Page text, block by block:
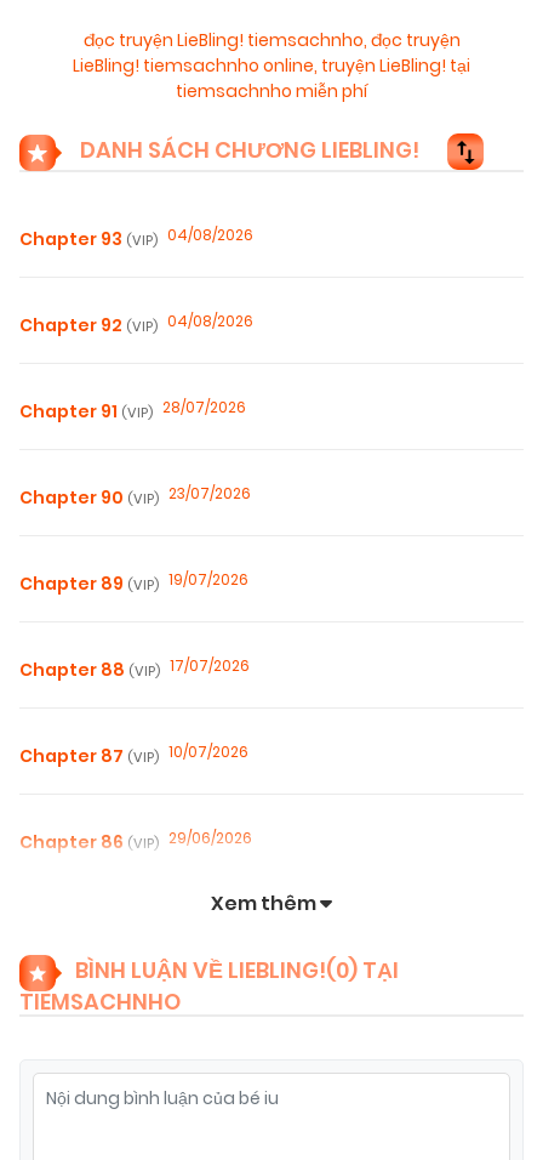
đọc truyện LieBling! tiemsachnho, đọc truyện
LieBling! tiemsachnho online, truyện LieBling! tại
tiemsachnho miễn phí
DANH SÁCH CHƯƠNG LIEBLING!
Chapter 93 (VIP) 04/08/2026
Chapter 92 (VIP) 04/08/2026
Chapter 91 (VIP) 28/07/2026
Chapter 90 (VIP) 23/07/2026
Chapter 89 (VIP) 19/07/2026
Chapter 88 (VIP) 17/07/2026
Chapter 87 (VIP) 10/07/2026
Chapter 86 (VIP) 29/06/2026
Chapter 84(VIP) 23/06/2026
Chapter 83(VIP) 23/06/2026
Xem thêm
BÌNH LUẬN VỀ LIEBLING!(0) TẠI
TIEMSACHNHO